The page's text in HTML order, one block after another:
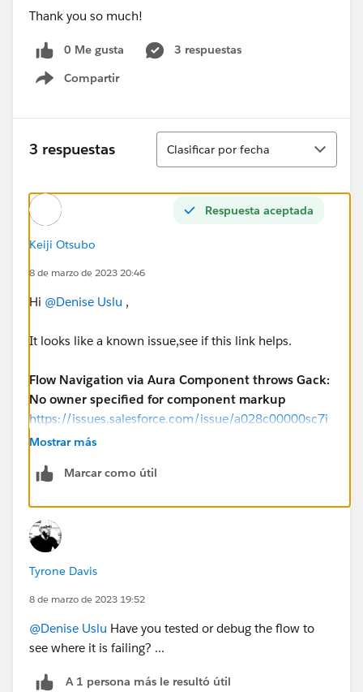
Thank you so much!
0 Me gusta
3 respuestas
Compartir
Show menu
3 respuestas
Ordenar
Clasificar por fecha
Respuesta aceptada
Keiji Otsubo
8 de marzo de 2023 20:46
Hi @Denise Uslu ,
It looks like a known issue,see if this link helps.
Flow Navigation via Aura Component throws Gack:
No owner specified for component markup
https://issues.salesforce.com/issue/a028c00000sc7i
aAAA/flow-navigation-via-aura-component-throws-
Mostrar más
Marcar como útil
Tyrone Davis
8 de marzo de 2023 19:52
@Denise Uslu Have you tested or debug the flow to
see where it is failing? ...
A 1 persona más le resultó útil